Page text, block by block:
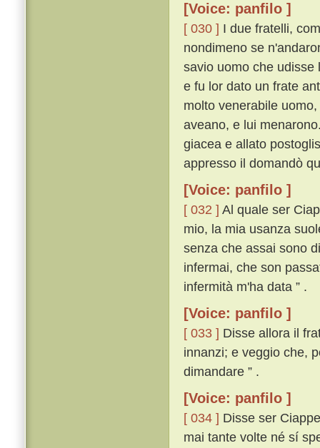
[Voice: panfilo ]
[ 030 ] I due fratelli,
nondimeno se
savio uomo che udisse
e fu lor dato un frate
molto venerabile
aveano, e lui
giacea e allato
appresso il domandò
[Voice: panfilo ]
[ 032 ] Al quale ser
mio, la mia usanza
senza che assai sono
infermai, che son
infermità m'ha data ” .
[Voice: panfilo ]
[ 033 ] Disse allora il
innanzi; e veggio che,
dimandare ” .
[Voice: panfilo ]
[ 034 ] Disse ser
mai tante volte né sí